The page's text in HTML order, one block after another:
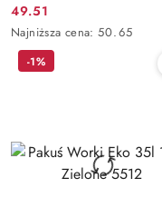
Cena
promocyjna:
49.51
Najniższa
cena
Najniższa cena: 50.65
-1%